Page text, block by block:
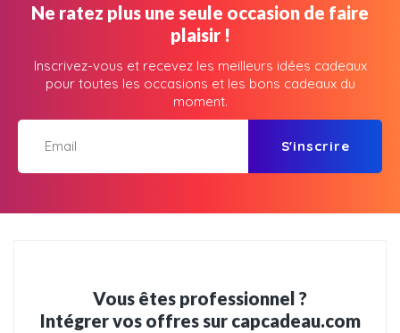
Ne ratez plus une seule occasion de faire
plaisir !
Inscrivez-vous et recevez les meilleurs idées cadeaux
pour toutes les occasions et les bons cadeaux du
moment.
S'inscrire
Vous êtes professionnel ?
Intégrer vos offres sur capcadeau.com